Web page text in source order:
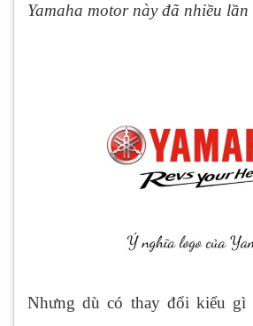
Yamaha motor này đã nhiều lần
Nhưng dù có thay đổi kiểu gì